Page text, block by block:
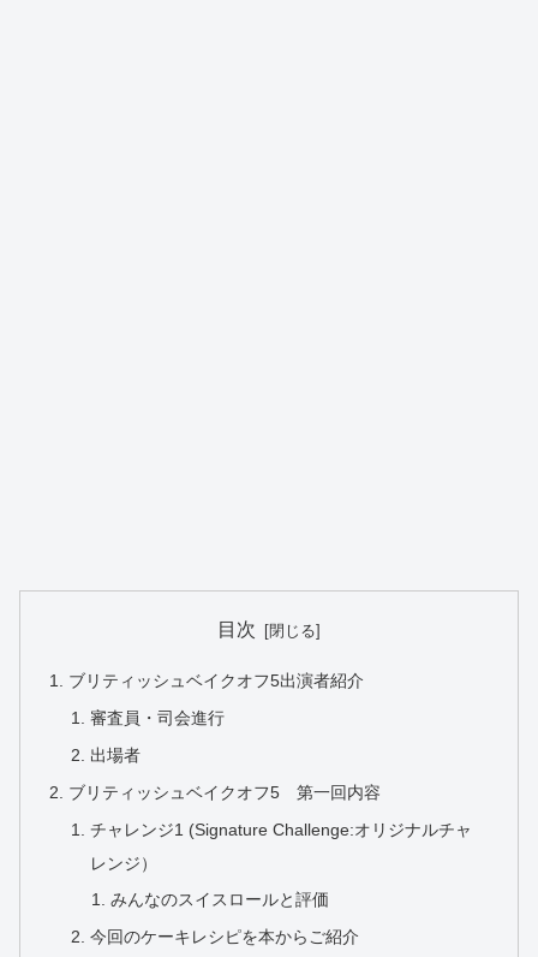
目次
ブリティッシュベイクオフ5出演者紹介
審査員・司会進行
出場者
ブリティッシュベイクオフ5 第一回内容
チャレンジ1 (Signature Challenge:オリジナルチャ
レンジ）
みんなのスイスロールと評価
今回のケーキレシピを本からご紹介